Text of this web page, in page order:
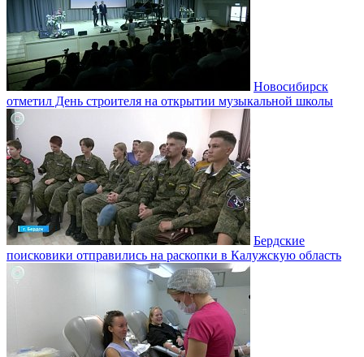
Новосибирск
отметил День строителя на открытии музыкальной школы
Бердские
поисковики отправились на раскопки в Калужскую область